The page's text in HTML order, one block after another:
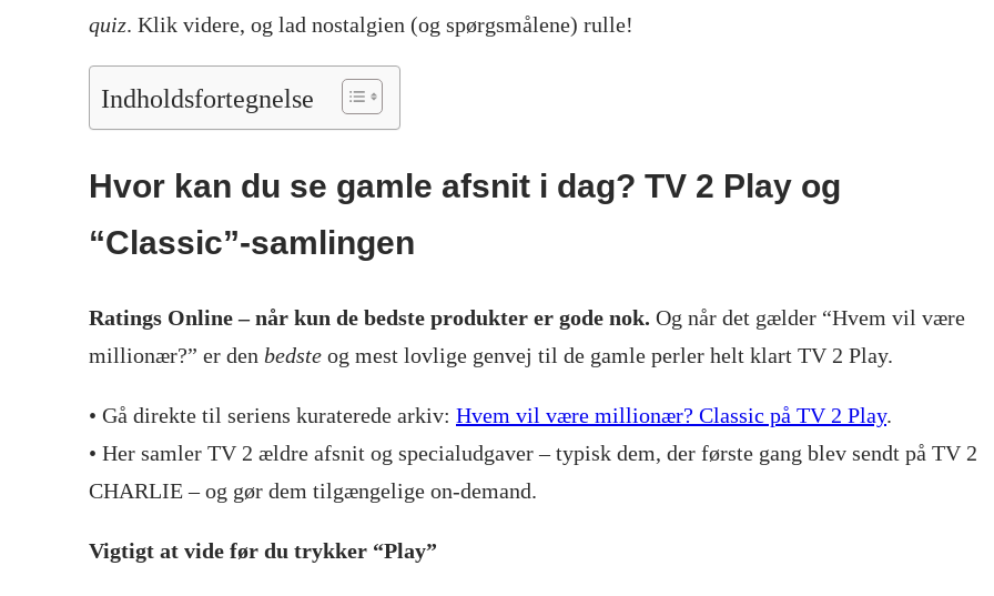
quiz. Klik videre, og lad nostalgien (og spørgsmålene) rulle!
Indholdsfortegnelse
Hvor kan du se gamle afsnit i dag? TV 2 Play og
“Classic”-samlingen
Ratings Online – når kun de bedste produkter er gode nok. Og når det gælder “Hvem vil være
millionær?” er den bedste og mest lovlige genvej til de gamle perler helt klart TV 2 Play.
• Gå direkte til seriens kuraterede arkiv: Hvem vil være millionær? Classic på TV 2 Play.
• Her samler TV 2 ældre afsnit og specialudgaver – typisk dem, der første gang blev sendt på TV 2
CHARLIE – og gør dem tilgængelige on-demand.
Vigtigt at vide før du trykker “Play”